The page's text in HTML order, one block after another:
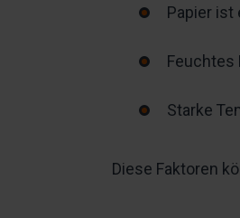
Papier
Feuchtes
Starke
Diese Faktoren